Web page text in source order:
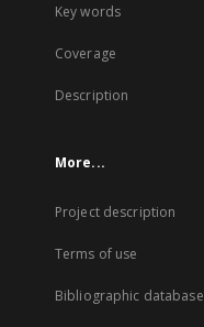
Key words
Coverage
Description
More...
Project description
Terms of use
Bibliographic database